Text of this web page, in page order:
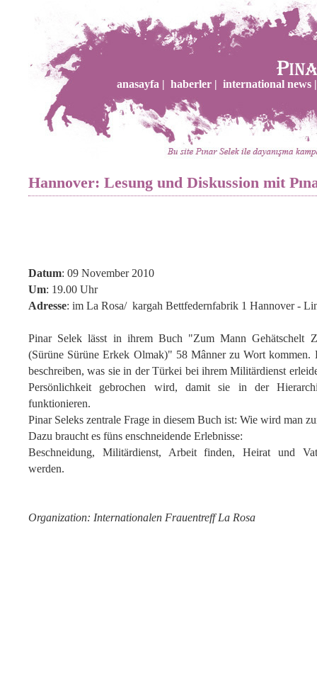
anasayfa | haberler | international news |
Hannover: Lesung und Diskussion mit
Datum: 09 November 2010
Um: 19.00 Uhr
Adresse: im La Rosa/ kargah Bettfedernfabrik 1 Hannover -
Pinar Selek lässt in ihrem Buch "Zum Mann Gehätschelt
(Sürüne Sürüne Erkek Olmak)" 58 Mânner zu Wort kommen.
beschreiben, was sie in der Türkei bei ihrem Militärdienst
Persönlichkeit gebrochen wird, damit sie in der
funktionieren.
Pinar Seleks zentrale Frage in diesem Buch ist: Wie wird man
Dazu braucht es füns enschneidende Erlebnisse:
Beschneidung, Militärdienst, Arbeit finden, Heirat und
werden.
Organization: Internationalen Frauentreff La Rosa